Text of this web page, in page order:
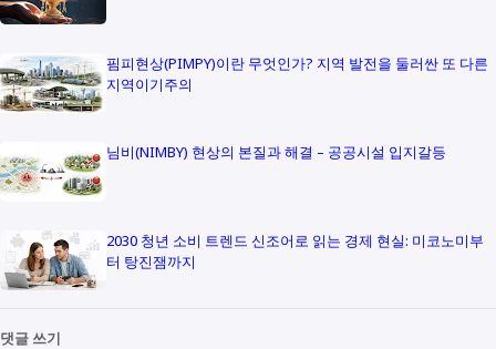
핌피현상(PIMPY)이란 무엇인가? 지역 발전을 둘러싼 또 다른
지역이기주의
님비(NIMBY) 현상의 본질과 해결 – 공공시설 입지갈등
2030 청년 소비 트렌드 신조어로 읽는 경제 현실: 미코노미부
터 탕진잼까지
댓글 쓰기